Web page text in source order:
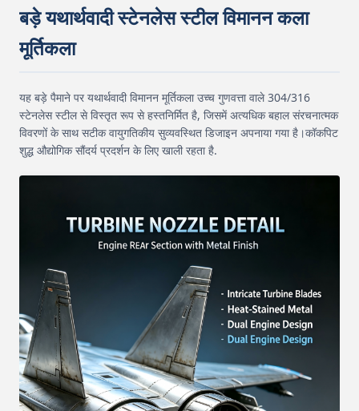
बड़े यथार्थवादी स्टेनलेस स्टील विमानन कला
मूर्तिकला
यह बड़े पैमाने पर यथार्थवादी विमानन मूर्तिकला उच्च गुणवत्ता वाले 304/316
स्टेनलेस स्टील से विस्तृत रूप से हस्तनिर्मित है, जिसमें अत्यधिक बहाल संरचनात्मक
विवरणों के साथ सटीक वायुगतिकीय सुव्यवस्थित डिजाइन अपनाया गया है।कॉकपिट
शुद्ध औद्योगिक सौंदर्य प्रदर्शन के लिए खाली रहता है.